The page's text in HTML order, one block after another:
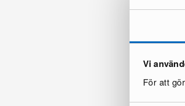
Vi
För att